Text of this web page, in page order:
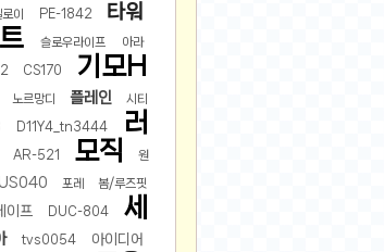
이 PE-1842 타워
슬로우라이프 아라
CS170 기모H
노르망디 플레인 시티
D11Y4_tn3444
러
AR-521 모직 원
포레 봄/루즈핏
이프 DUC-804
세
tvs0054 아이디어
2025-05-17
2025-05-16
2025-05-07
2025-04-09
2025-04-09
2025-04-02
2025-03-27
2025-03-06
2025-02-11